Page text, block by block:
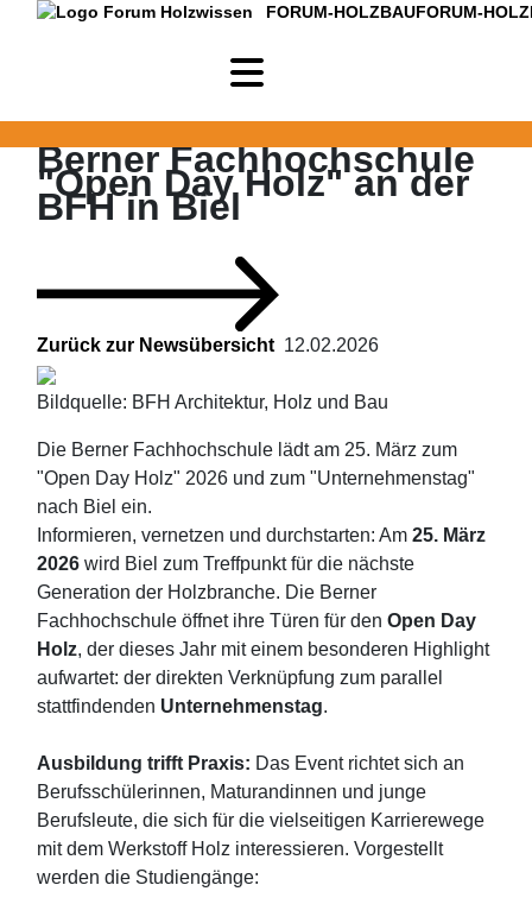
FORUM-HOLZBAUFORUM-
Berner Fachhochschule
"Open Day Holz" an der
BFH in Biel
Zurück zur Newsübersicht 12.02.2026
Bildquelle: BFH Architektur, Holz und Bau
Die Berner Fachhochschule lädt am 25. März zum
"Open Day Holz" 2026 und zum "Unternehmenstag"
nach Biel ein.
Informieren, vernetzen und durchstarten: Am25. März
2026 wird Biel zum Treffpunkt für die nächste
Generation der Holzbranche. Die Berner
Fachhochschule öffnet ihre Türen für denOpen Day
Holz, der dieses Jahr mit einem besonderen Highlight
aufwartet: der direkten Verknüpfung zum parallel
stattfindenden Unternehmenstag.
Ausbildung trifft Praxis: Das Event richtet sich an
Berufsschülerinnen, Maturandinnen und junge
Berufsleute, die sich für die vielseitigen Karrierewege
mit dem Werkstoff Holz interessieren. Vorgestellt
werden die Studiengänge: